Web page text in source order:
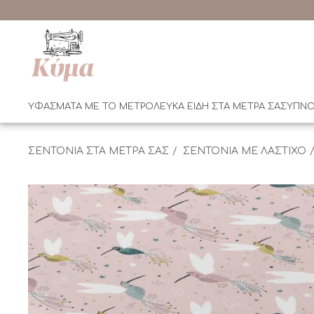
ΥΦΑΣΜΑΤΑ ΜΕ ΤΟ ΜΕΤΡΟΛΕΥΚΑ ΕΙΔΗ ΣΤΑ ΜΕΤΡΑ ΣΑΣ
ΣΕΝΤΟΝΙΑ ΣΤΑ ΜΕΤΡΑ ΣΑΣ ΣΕΝΤΟΝΙΑ ΜΕ ΛΑΣΤΙΧΟ